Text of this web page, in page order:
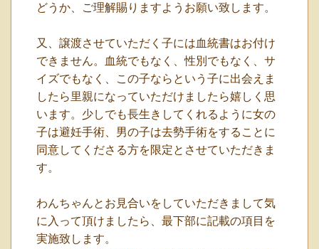
どうか、ご理解賜りますようお願い致します。
又、譲渡させていただく子には血統書はお付け
できません。血統でもなく、性別でもなく、サ
イズでもなく、この子ならという子に出会えま
したら里親になっていただけましたら嬉しく思
います。少しでも長生きしてくれるように女の
子は避妊手術、男の子は去勢手術をすることに
同意してくださる方を限定とさせていただきま
す。
わんちゃんとお見合いをしていただきまして気
に入って頂けましたら、最下部に記載の項目を
実施致します。